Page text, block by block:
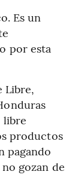
Es un
por esta
Libre,
libre
productos
pagando
gozan de